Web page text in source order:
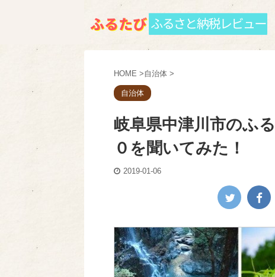
HOME >自治体 >
自治体
岐阜県中津川市のふ
０を聞いてみた！
2019-01-06